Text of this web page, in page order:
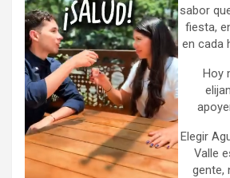
sabor
fiesta,
en cada
Hoy
Elegir
Valle
gente,